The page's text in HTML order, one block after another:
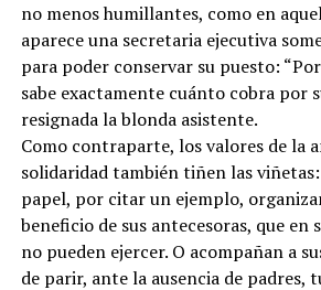
no menos humillantes, como en
aparece una secretaria ejecutiva
para poder conservar su puesto:
sabe exactamente cuánto cobra por
resignada la blonda asistente.
Como contraparte, los valores de la
solidaridad también tiñen las
papel, por citar un ejemplo,
beneficio de sus antecesoras, que en
no pueden ejercer. O acompañan a
de parir, ante la ausencia de padres,